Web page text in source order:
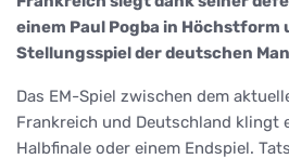
einem Paul Pogba in Höchstform
Stellungsspiel der deutschen
Das EM-Spiel zwischen dem
Frankreich und Deutschland klingt
Halbfinale oder einem Endspiel.